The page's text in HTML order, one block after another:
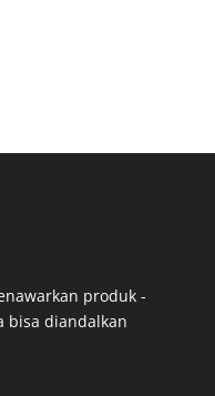
produk -
bisa diandalkan